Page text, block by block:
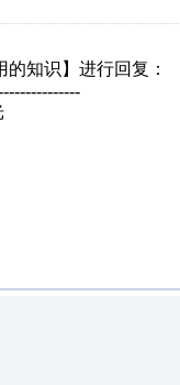
知识】进行回复：